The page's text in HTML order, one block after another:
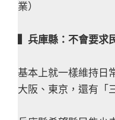
業）
▍兵庫縣：不會要求
基本上就一樣維持日
大阪、東京，還有「